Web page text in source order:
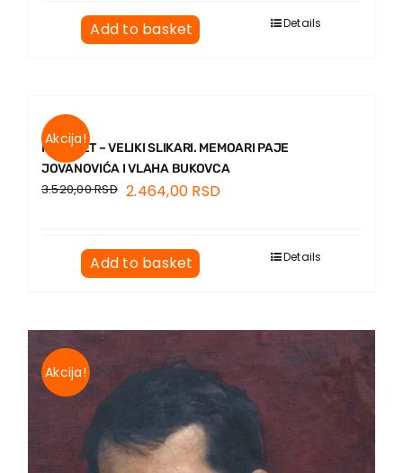
Add to basket Details
Akcija!
KOMPLET – VELIKI SLIKARI. MEMOARI PAJE
JOVANOVIĆA I VLAHA BUKOVCA
3.520,00RSD 2.464,00 RSD
Add to basket Details
Akcija!